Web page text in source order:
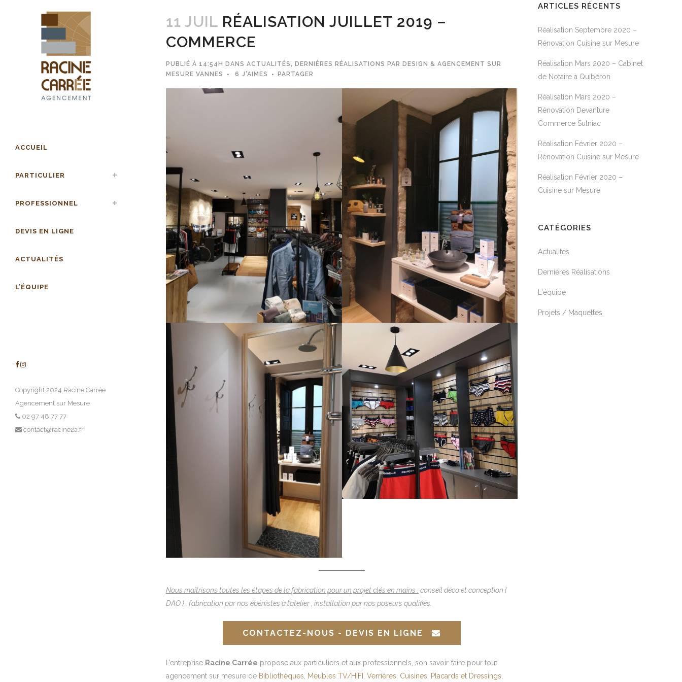
ACCUEIL
PARTICULIER
PROFESSIONNEL
DEVIS EN LIGNE
ACTUALITÉS
L’ÉQUIPE
Copyright 2024 Racine Carrée
Agencement sur Mesure
02 97 48 77 77
contact@racine2a.fr
11 JUIL RÉALISATION JUILLET 2019 –
COMMERCE
PUBLIÉ À 14:54H DANS ACTUALITÉS, DERNIÈRES RÉALISATIONS PAR DESIGN & AGENCEMENT SUR
MESURE VANNES
6 J'AIMES PARTAGER
Nous maîtrisons toutes les étapes de la fabrication pour un projet clés en mains : conseil déco et conception (
DAO ) , fabrication par nos ébénistes à l’atelier , installation par nos poseurs qualifiés.
CONTACTEZ-NOUS - DEVIS EN LIGNE
L’entreprise Racine Carrée propose aux particuliers et aux professionnels, son savoir-faire pour tout
agencement sur mesure de Bibliothèques Meubles TV/HIFI Verrières Cuisines Placards et Dressings
ARTICLES RÉCENTS
Réalisation Septembre 2020 –
Rénovation Cuisine sur Mesure
Réalisation Mars 2020 – Cabinet
de Notaire à Quiberon
Réalisation Mars 2020 –
Rénovation Devanture
Commerce Sulniac
Réalisation Février 2020 –
Rénovation Cuisine sur Mesure
Réalisation Février 2020 –
Cuisine sur Mesure
CATÉGORIES
Actualités
Dernières Réalisations
L'équipe
Projets / Maquettes